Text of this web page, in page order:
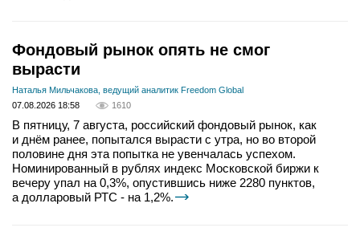
Фондовый рынок опять не смог
вырасти
Наталья Мильчакова, ведущий аналитик Freedom Global
07.08.2026 18:58
1610
В пятницу, 7 августа, российский фондовый рынок, как
и днём ранее, попытался вырасти с утра, но во второй
половине дня эта попытка не увенчалась успехом.
Номинированный в рублях индекс Московской биржи к
вечеру упал на 0,3%, опустившись ниже 2280 пунктов,
а долларовый РТС - на 1,2%.